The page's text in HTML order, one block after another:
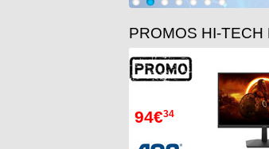
PROMOS HI-TECH
94€34